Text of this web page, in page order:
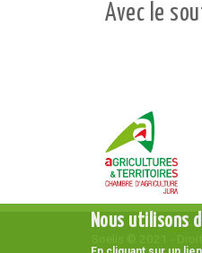
Avec le
Nous utilisons